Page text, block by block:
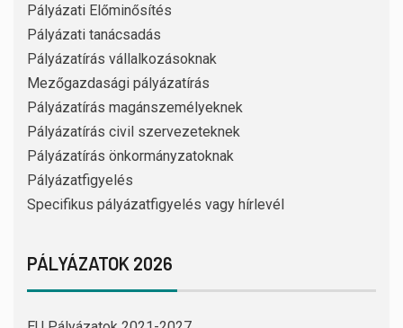
Pályázati Előminősítés
Pályázati tanácsadás
Pályázatírás vállalkozásoknak
Mezőgazdasági pályázatírás
Pályázatírás magánszemélyeknek
Pályázatírás civil szervezeteknek
Pályázatírás önkormányzatoknak
Pályázatfigyelés
Specifikus pályázatfigyelés vagy hírlevél
PÁLYÁZATOK 2026